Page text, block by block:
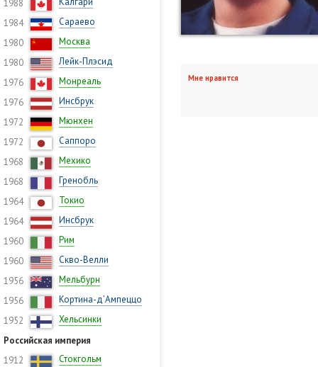
1988
1984
Сараево
1980
Москва
1980
Лейк-Плэсид
1976
Монреаль
1976
Инсбрук
1972
Мюнхен
1972
Саппоро
1968
Мехико
1968
Гренобль
1964
Токио
1964
Инсбрук
1960
Рим
1960
Скво-Велли
1956
Мельбурн
1956
Кортина-д’Ампеццо
1952
Хельсинки
Российская империя
1912
Стокгольм
Мне нравится